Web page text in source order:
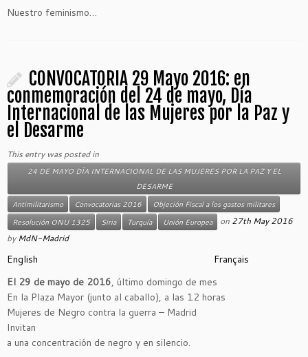
Nuestro feminismo…
CONVOCATORIA 29 Mayo 2016: en
conmemoración del 24 de mayo, Día
Internacional de las Mujeres por la Paz y
el Desarme
This entry was posted in
24 DE MAYO DÍA INTERNACIONAL DE LAS MUJERES POR LA PAZ Y EL
DESARME
Antimilitarismo
Convocatorias 2016
Objeción Fiscal a los gastos militares
Resolución ONU 1325
Siria Turquía Unión Europea on 27th May 2016
byMdN-Madrid
English
Français
El 29 de mayo de 2016, último domingo de mes
En la Plaza Mayor (junto al caballo), a las 12 horas
Mujeres de Negro contra la guerra – Madrid
Invitan
a una concentración de negro y en silencio.